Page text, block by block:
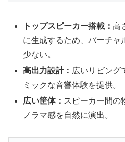
トップスピーカー搭載：高
に生成するため、バーチャ
少ない。
高出力設計： 広いリビング
ミックな音響体験を提供。
広い筐体： スピーカー間の
ノラマ感を自然に演出。